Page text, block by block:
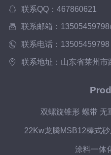
联系QQ：467860621
联系邮箱：
联系电话：13505459798
联系地址：山东省莱州市
双螺旋锥形 螺带 无
22Kw龙腾MSB12棒式
涂料一体